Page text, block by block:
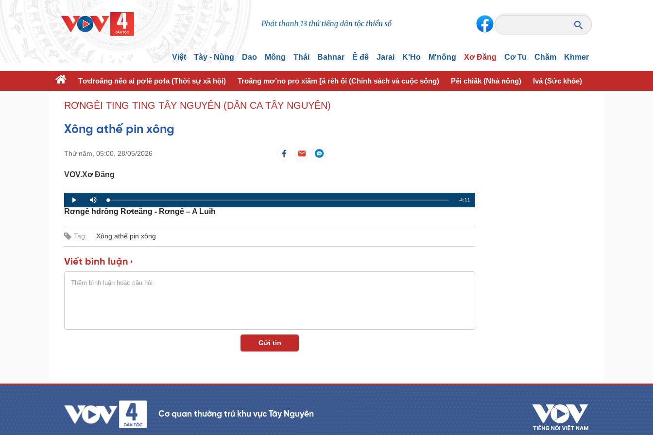
Việt Tày - Nùng Dao Mông Thái Bahnar Ê đê Jarai K'Ho M'nông Xơ Đăng Cơ Tu Chăm Khmer
Tơdroăng nếo ai pơlê pơla (Thời sự xã hội) Troăng mơ’no pro xiâm [ă rêh ối (Chính sách và cuộc sống) Pêi chiâk (Nhà nông) Ivá (Sức khỏe)
RƠNGÊI TING TING TÂY NGUYÊN (DÂN CA TÂY NGUYÊN)
Xông athế pin xông
Thứ năm, 05:00, 28/05/2026
VOV.Xơ Đăng
P
l
a
M
u
t
L
o
a
d
0
%
P
r
o
e
s
:
0
R
n
T
-4:11
Rơngê hdrông Rơteăng - Rơngê – A Luih
Tag: Xông athế pin xông
Viết bình luận
Cơ quan thường trú khu vực Tây Nguyên